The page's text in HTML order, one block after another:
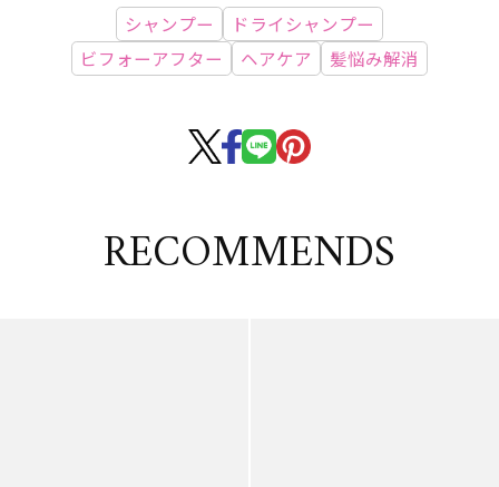
シャンプー
ドライシャンプー
ビフォーアフター
ヘアケア 髪悩み解消
RECOMMENDS